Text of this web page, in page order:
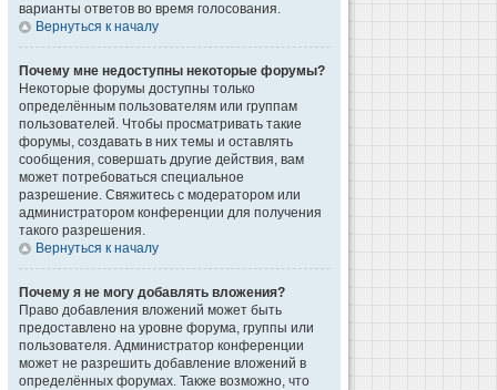
варианты ответов во время голосования.
Вернуться к началу
Почему мне недоступны некоторые форумы?
Некоторые форумы доступны только
определённым пользователям или группам
пользователей. Чтобы просматривать такие
форумы, создавать в них темы и оставлять
сообщения, совершать другие действия, вам
может потребоваться специальное
разрешение. Свяжитесь с модератором или
администратором конференции для получения
такого разрешения.
Вернуться к началу
Почему я не могу добавлять вложения?
Право добавления вложений может быть
предоставлено на уровне форума, группы или
пользователя. Администратор конференции
может не разрешить добавление вложений в
определённых форумах. Также возможно, что